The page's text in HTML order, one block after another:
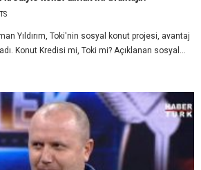
Yıldırım, Toki'nin sosyal konut projesi, avantaj
Konut Kredisi mi, Toki mi? Açıklanan sosyal...